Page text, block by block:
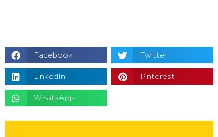
Facebook Twitter
LinkedIn Pinterest
WhatsApp